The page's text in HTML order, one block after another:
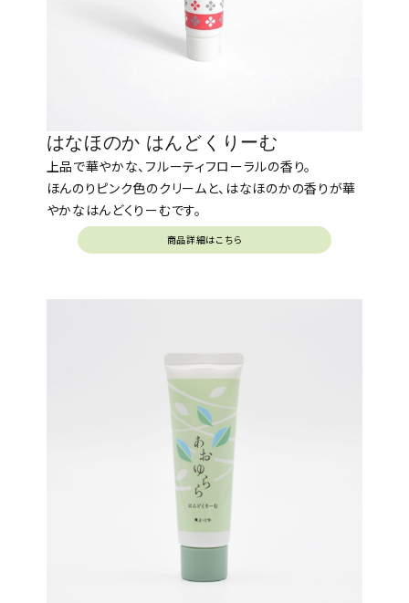
はなほのか はんどくりーむ
上品で華やかな、フルーティフローラルの香り。
ほんのりピンク色のクリームと、はなほのかの香りが華
やかなはんどくりーむです。
商品詳細はこちら